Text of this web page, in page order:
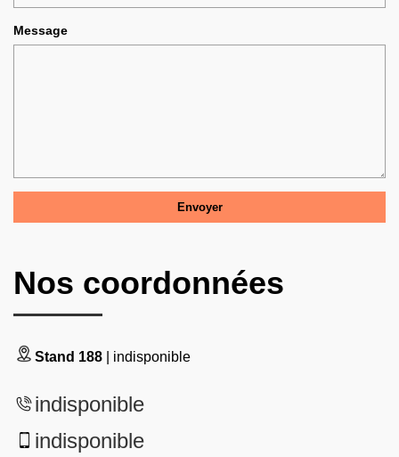
Message
Nos coordonnées
Stand 188 | indisponible
indisponible
indisponible